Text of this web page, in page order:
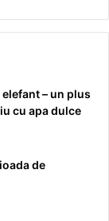
– un plus
cu apa dulce
de